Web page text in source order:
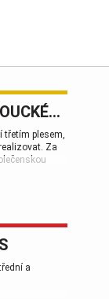
X. REPREZENTAČNÍ PLES OLOMOUCKÉHO KRAJE
třetím plesem,
Za
a